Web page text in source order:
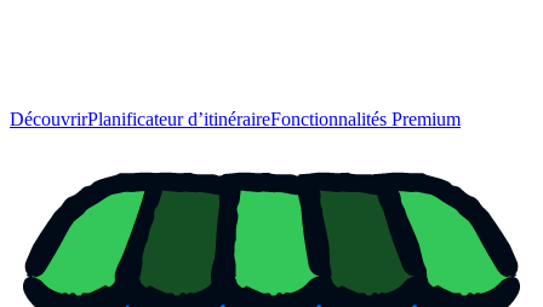
DécouvrirPlanificateur d’itinéraireFonctionnalités Premium